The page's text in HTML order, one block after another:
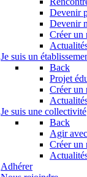
Devenir
Devenir
Créer un
Je suis un
Back
Projet
Créer un
Je suis une collectivité
Back
Agir
Créer un
Adhérer